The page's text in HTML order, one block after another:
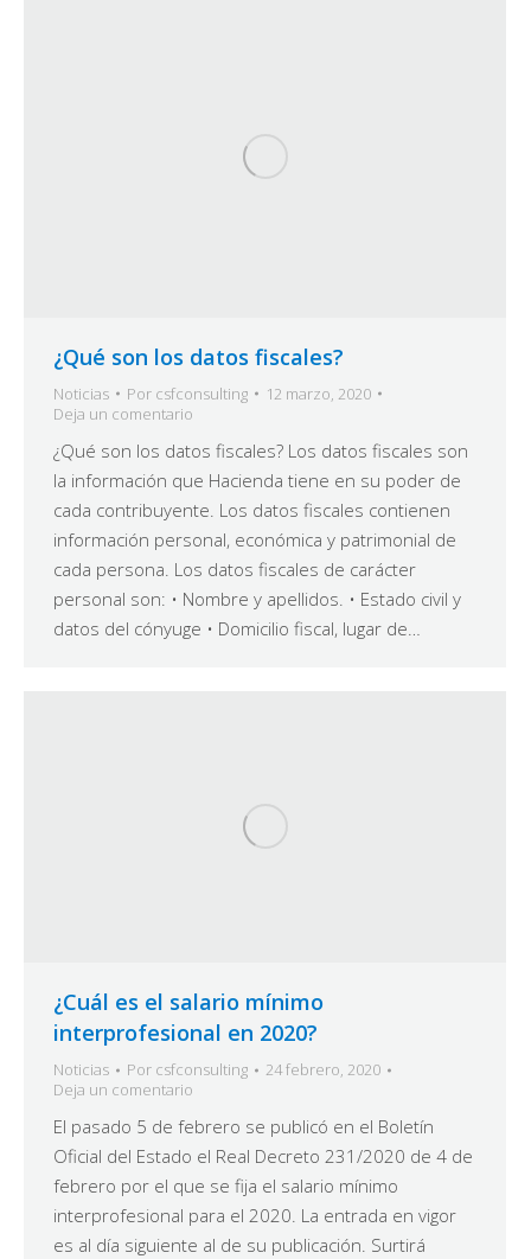
¿Qué son los datos fiscales?
Noticias Por csfconsulting
12 marzo, 2020
Deja un comentario
¿Qué son los datos fiscales? Los datos fiscales son
la información que Hacienda tiene en su poder de
cada contribuyente. Los datos fiscales contienen
información personal, económica y patrimonial de
cada persona. Los datos fiscales de carácter
personal son: • Nombre y apellidos. • Estado civil y
datos del cónyuge • Domicilio fiscal, lugar de…
¿Cuál es el salario mínimo
interprofesional en 2020?
Noticias Por csfconsulting
24 febrero, 2020
Deja un comentario
El pasado 5 de febrero se publicó en el Boletín
Oficial del Estado el Real Decreto 231/2020 de 4 de
febrero por el que se fija el salario mínimo
interprofesional para el 2020. La entrada en vigor
es al día siguiente al de su publicación. Surtirá